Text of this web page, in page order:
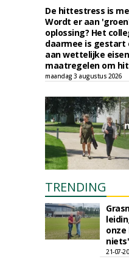
De hittestress is
Wordt er aan
oplossing? Het
daarmee is gestart
aan wettelijke
maatregelen om
maandag 3 augustus 2026
TRENDING
niets'
21-07-